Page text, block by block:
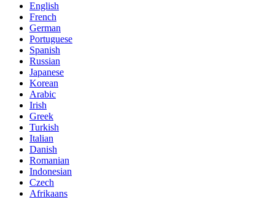
English
French
German
Portuguese
Spanish
Russian
Japanese
Korean
Arabic
Irish
Greek
Turkish
Italian
Danish
Romanian
Indonesian
Czech
Afrikaans